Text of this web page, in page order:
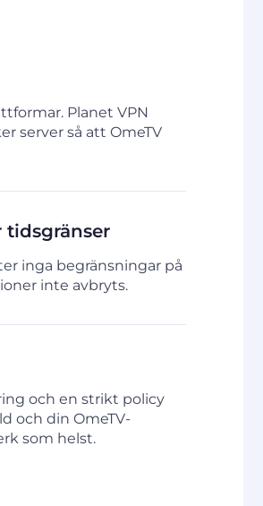
Planet VPN
server så att OmeTV
tidsgränser
inga begränsningar på
inte avbryts.
och en strikt policy
och din OmeTV-
som helst.